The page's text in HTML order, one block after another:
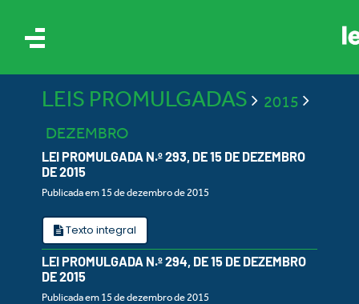
LEIS PROMULGADAS
2015
DEZEMBRO
LEI PROMULGADA N.º 293, DE 15 DE DEZEMBRO
DE 2015
Publicada em 15 de dezembro de 2015
Texto integral
LEI PROMULGADA N.º 294, DE 15 DE DEZEMBRO
DE 2015
Publicada em 15 de dezembro de 2015